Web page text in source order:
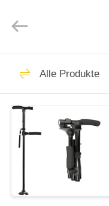
HAUSE
PRODUKTE
UNS
Ltd..
Reise-
Kasten
Alle Produkte